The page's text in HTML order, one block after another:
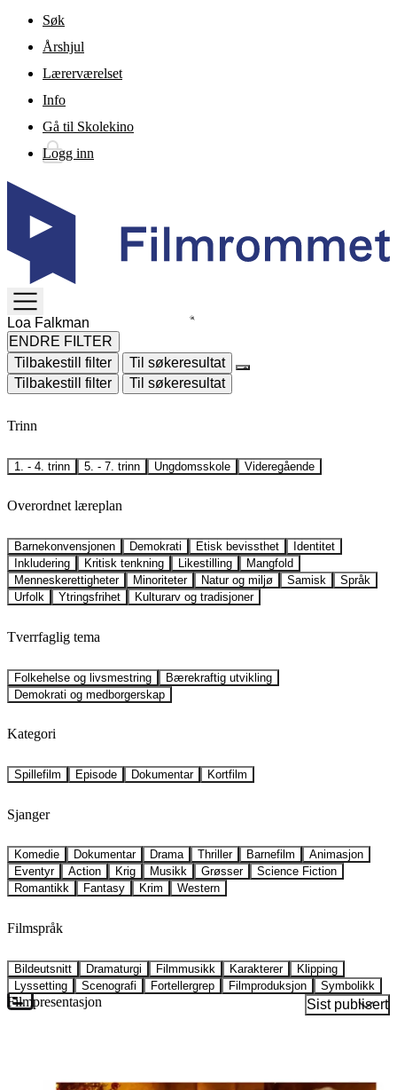
Gå til hovedinnhold
Søk
Årshjul
Lærerværelset
Info
Gå til Skolekino
Logg inn
TOGGLE
MENU
ENDRE FILTER
Tilbakestill filter
Til søkeresultat
Tilbakestill filter
Til søkeresultat
Trinn
1. - 4. trinn 5. - 7. trinn Ungdomsskole Videregående
Overordnet læreplan
Barnekonvensjonen Demokrati Etisk bevissthet
Identitet
Inkludering
Kritisk tenkning Likestilling
Mangfold
Menneskerettigheter
Minoriteter Natur og miljø Samisk
Språk
Urfolk
Ytringsfrihet Kulturarv og tradisjoner
Tverrfaglig tema
Folkehelse og livsmestring
Bærekraftig utvikling
Demokrati og medborgerskap
Kategori
Spillefilm Episode Dokumentar Kortfilm
Sjanger
Komedie Dokumentar Drama Thriller Barnefilm
Animasjon
Eventyr
Action Krig Musikk Grøsser
Science Fiction
Romantikk
Fantasy Krim Western
Filmspråk
Bildeutsnitt Dramaturgi Filmmusikk Karakterer
Klipping
Lyssetting
Scenografi Fortellergrep Filmproduksjon Symbolikk
Sist publisert
Filmpresentasjon